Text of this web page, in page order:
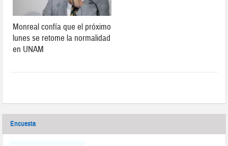
Monreal confía que el próximo
lunes se retome la normalidad
en UNAM
Encuesta